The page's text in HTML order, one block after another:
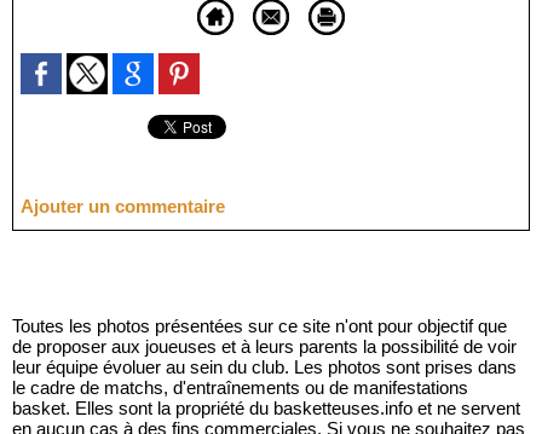
Ajouter un commentaire
Toutes les photos présentées sur ce site n'ont pour objectif que
de proposer aux joueuses et à leurs parents la possibilité de voir
leur équipe évoluer au sein du club. Les photos sont prises dans
le cadre de matchs, d'entraînements ou de manifestations
basket. Elles sont la propriété du basketteuses.info et ne servent
en aucun cas à des fins commerciales. Si vous ne souhaitez pas